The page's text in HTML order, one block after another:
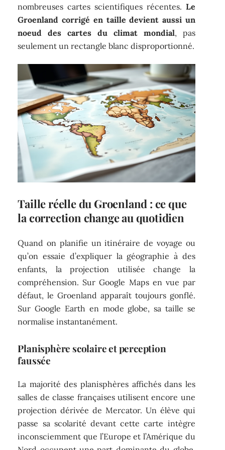
nombreuses cartes scientifiques récentes. Le
Groenland corrigé en taille devient aussi un
noeud des cartes du climat mondial, pas
seulement un rectangle blanc disproportionné.
Taille réelle du Groenland : ce que
la correction change au quotidien
Quand on planifie un itinéraire de voyage ou
qu’on essaie d’expliquer la géographie à des
enfants, la projection utilisée change la
compréhension. Sur Google Maps en vue par
défaut, le Groenland apparaît toujours gonflé.
Sur Google Earth en mode globe, sa taille se
normalise instantanément.
Planisphère scolaire et perception
faussée
La majorité des planisphères affichés dans les
salles de classe françaises utilisent encore une
projection dérivée de Mercator. Un élève qui
passe sa scolarité devant cette carte intègre
inconsciemment que l’Europe et l’Amérique du